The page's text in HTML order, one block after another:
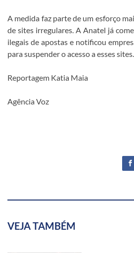
A medida faz parte de um esforço
de sites irregulares. A Anatel já
ilegais de apostas e notificou
para suspender o acesso a esses sites.
Reportagem Katia Maia
Agência Voz
VEJA TAMBÉM